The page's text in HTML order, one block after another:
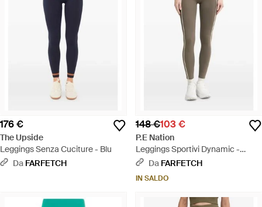
176 €
The Upside
Leggings Senza Cuciture - Blu
Da FARFETCH
148 €103 €
P.E Nation
Leggings Sportivi Dynamic -
Neutro
Da FARFETCH
IN SALDO